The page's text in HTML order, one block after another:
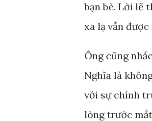
bạn bè. Lời lẽ
xa lạ vẫn
Ông cũng
Nghĩa là
với sự chính
lòng trước